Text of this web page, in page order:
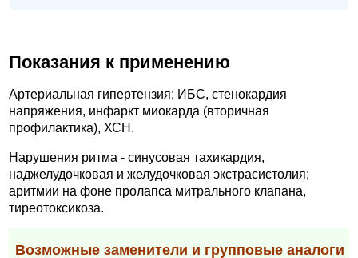
Показания к применению
Артериальная гипертензия; ИБС, стенокардия
напряжения, инфаркт миокарда (вторичная
профилактика), ХСН.
Нарушения ритма - синусовая тахикардия,
наджелудочковая и желудочковая экстрасистолия;
аритмии на фоне пролапса митрального клапана,
тиреотоксикоза.
Возможные заменители и групповые аналоги